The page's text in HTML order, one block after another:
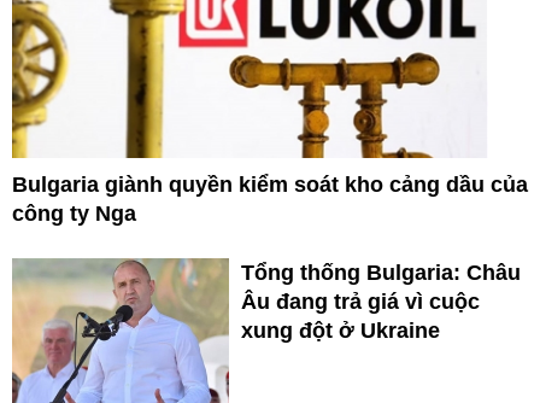
Bulgaria giành quyền kiểm soát kho cảng dầu của
công ty Nga
Tổng thống Bulgaria: Châu
Âu đang trả giá vì cuộc
xung đột ở Ukraine